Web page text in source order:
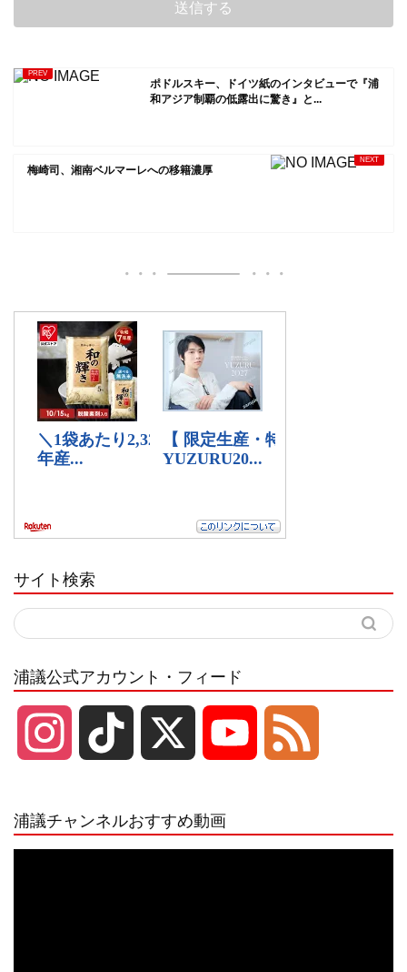
ポドルスキー、ドイツ紙のインタビューで『浦
和アジア制覇の低露出に驚き』と...
梅崎司、湘南ベルマーレへの移籍濃厚
サイト検索
浦議公式アカウント・フィード
浦議チャンネルおすすめ動画